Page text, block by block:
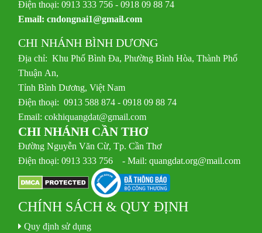
Điện thoại: 0913 333 756 - 0918 09 88 74
Email:cndongnai1@gmail.com
CHI NHÁNH BÌNH DƯƠNG
Địa chỉ: Khu Phố Bình Đa, Phường Bình Hòa, Thành Phố
Thuận An,
Tỉnh Bình Dương, Việt Nam
Điện thoại: 0913 588 874 - 0918 09 88 74
Email:cokhiquangdat@gmail.com
CHI NHÁNH CẦN THƠ
Đường Nguyễn Văn Cừ, Tp. Cần Thơ
Điện thoại: 0913 333 756 - Mail: quangdat.org@mail.com
CHÍNH SÁCH & QUY ĐỊNH
Quy định sử dụng